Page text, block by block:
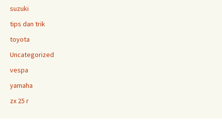
suzuki
tips dan trik
toyota
Uncategorized
vespa
yamaha
zx 25 r